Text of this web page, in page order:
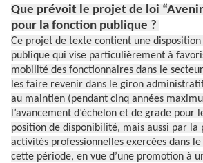
Que prévoit le projet de loi
pour la fonction publique ?
Ce projet de texte contient une
publique qui vise particulièrement à
mobilité des fonctionnaires dans le
les faire revenir dans le giron
au maintien (pendant cinq années
l’avancement d’échelon et de grade pour
position de disponibilité, mais aussi par la
activités professionnelles exercées dans
cette période, en vue d’une promotion à